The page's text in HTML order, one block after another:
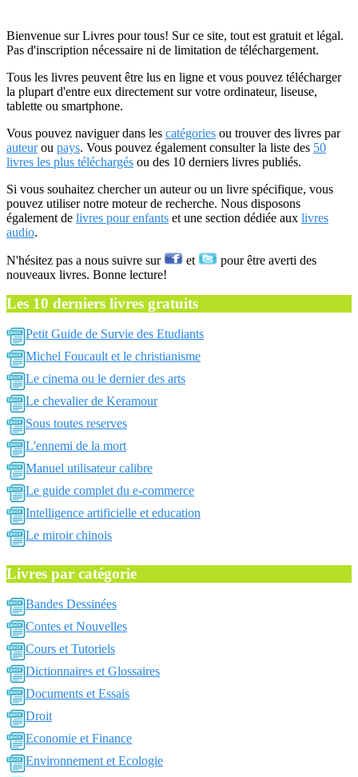
Bienvenue sur Livres pour tous! Sur ce site, tout est gratuit et légal.
Pas d'inscription nécessaire ni de limitation de téléchargement.
Tous les livres peuvent être lus en ligne et vous pouvez télécharger
la plupart d'entre eux directement sur votre ordinateur, liseuse,
tablette ou smartphone.
Vous pouvez naviguer dans les catégories ou trouver des livres par
auteurou pays. Vous pouvez également consulter la liste des 50
livres les plus téléchargés ou des 10 derniers livres publiés.
Si vous souhaitez chercher un auteur ou un livre spécifique, vous
pouvez utiliser notre moteur de recherche. Nous disposons
également de livres pour enfants et une section dédiée aux livres
audio.
N'hésitez pas a nous suivre sur et
pour être averti des
nouveaux livres. Bonne lecture!
Les 10 derniers livres gratuits
Petit Guide de Survie des Etudiants
Michel Foucault et le christianisme
Le cinema ou le dernier des arts
Le chevalier de Keramour
Sous toutes reserves
L'ennemi de la mort
Manuel utilisateur calibre
Le guide complet du e-commerce
Intelligence artificielle et education
Le miroir chinois
Livres par catégorie
Bandes Dessinées
Contes et Nouvelles
Cours et Tutoriels
Dictionnaires et Glossaires
Documents et Essais
Droit
Economie et Finance
Environnement et Ecologie